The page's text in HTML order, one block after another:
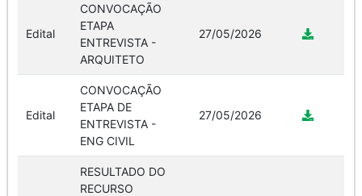
Edital
CONVOCAÇÃO
ETAPA
ENTREVISTA -
ARQUITETO
27/05/2026
Edital
CONVOCAÇÃO
ETAPA DE
ENTREVISTA -
ENG CIVIL
27/05/2026
RESULTADO DO
RECURSO